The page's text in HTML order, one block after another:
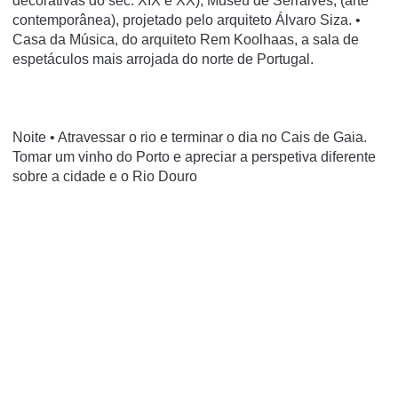
contemporânea), projetado pelo arquiteto Álvaro Siza. •
Casa da Música, do arquiteto Rem Koolhaas, a sala de
espetáculos mais arrojada do norte de Portugal.
Noite • Atravessar o rio e terminar o dia no Cais de Gaia.
Tomar um vinho do Porto e apreciar a perspetiva diferente
sobre a cidade e o Rio Douro